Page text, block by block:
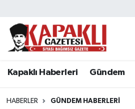
Kapaklı Haberleri Gündem
HABERLER GÜNDEM HABERLERI
Kapaklı Haberleri
Asayiş
Tekirdağ Nöbetçi Eczaneler
Tekirdağ Namaz Vakitleri